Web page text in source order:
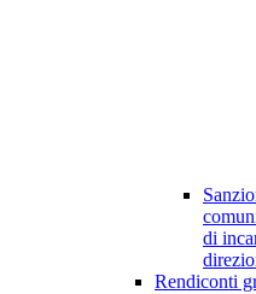
di
Rendiconti